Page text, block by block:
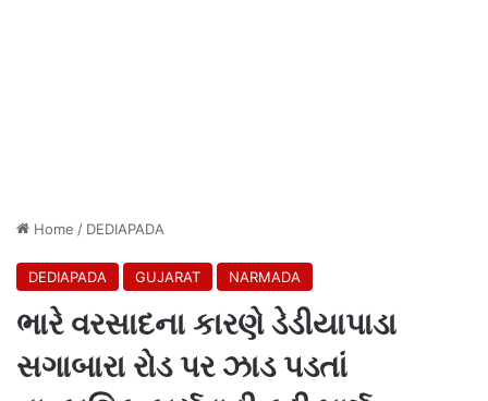
Home / DEDIAPADA
DEDIAPADA GUJARAT NARMADA
ભારે વરસાદના કારણે ડેડીયાપાડા
સગાબારા રોડ પર ઝાડ પડતાં